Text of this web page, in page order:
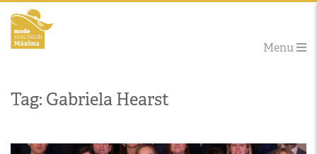
Menu
Tag: Gabriela Hearst